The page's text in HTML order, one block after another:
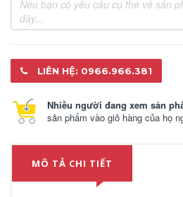
LIÊN HỆ: 0966.966.381
Nhiều người đang xem sản
sản phẩm vào giỏ hàng của họ
MÔ TẢ CHI TIẾT